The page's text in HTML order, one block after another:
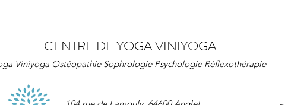
CENTRE DE YOGA VINIYOGA
Viniyoga Ostéopathie Sophrologie Psychologie Réflexothérapie